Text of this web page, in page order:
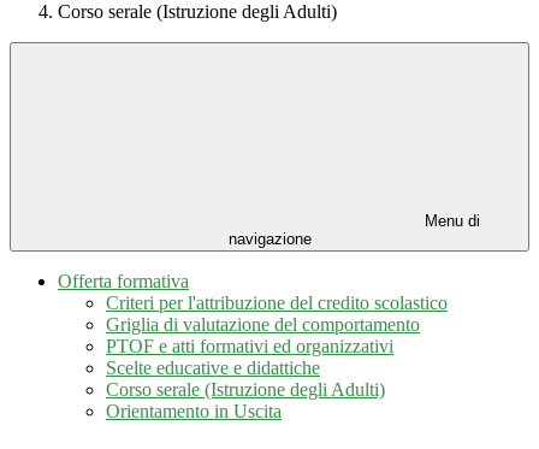
Corso serale (Istruzione degli Adulti)
Menu di
navigazione
Offerta formativa
Criteri per l'attribuzione del credito scolastico
Griglia di valutazione del comportamento
PTOF e atti formativi ed organizzativi
Scelte educative e didattiche
Corso serale (Istruzione degli Adulti)
Orientamento in Uscita